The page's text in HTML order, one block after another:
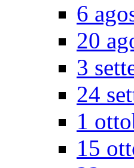
6
20
3
24
1
15